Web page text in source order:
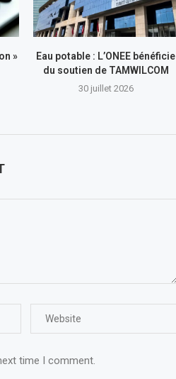
»
Eau potable : L’ONEE bénéficie
du soutien de TAMWILCOM
30 juillet 2026
time I comment.